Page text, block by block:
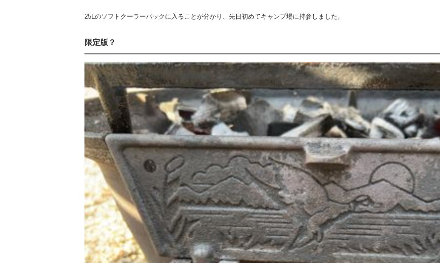
25Lのソフトクーラーバックに入ることが分かり、先日初めてキャンプ場に持参しました。
限定版？